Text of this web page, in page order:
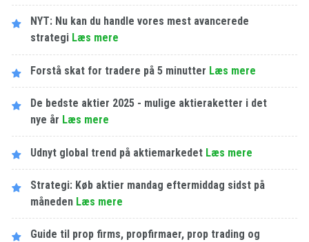
NYT: Nu kan du handle vores mest avancerede
strategi Læs mere
Forstå skat for tradere på 5 minutter Læs mere
De bedste aktier 2025 - mulige aktieraketter i det
nye år Læs mere
Udnyt global trend på aktiemarkedet Læs mere
Strategi: Køb aktier mandag eftermiddag sidst på
måneden Læs mere
Guide til prop firms, propfirmaer, prop trading og